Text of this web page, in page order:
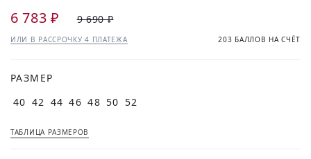
6 783 ₽ 9 690 ₽
ИЛИ В РАССРОЧКУ 4 ПЛАТЕЖА 203 БАЛЛОВ НА СЧЁТ
РАЗМЕР
40 42 44 46 48 50 52
ТАБЛИЦА РАЗМЕРОВ